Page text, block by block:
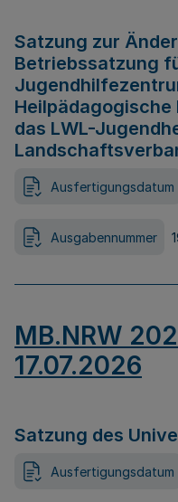
Satzung zur
Betriebssatzung
Heilpädagogische
das LWL-
Ausfertigungsdatum
Ausgabennummer
MB.NRW
17.07.2026
Satzung des
Ausfertigungsdatum